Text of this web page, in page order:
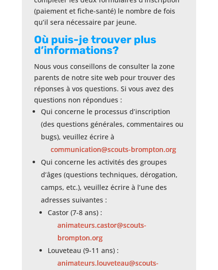
(paiement et fiche-santé) le nombre de fois
qu’il sera nécessaire par jeune.
Où puis-je trouver plus
d’informations?
Nous vous conseillons de consulter la zone
parents de notre site web pour trouver des
réponses à vos questions. Si vous avez des
questions non répondues :
Qui concerne le processus d’inscription
(des questions générales, commentaires ou
bugs), veuillez écrire à
communication@scouts-brompton.org
Qui concerne les activités des groupes
d’âges (questions techniques, dérogation,
camps, etc.), veuillez écrire à l’une des
adresses suivantes :
Castor (7-8 ans) :
animateurs.castor@scouts-
brompton.org
Louveteau (9-11 ans) :
animateurs.louveteau@scouts-